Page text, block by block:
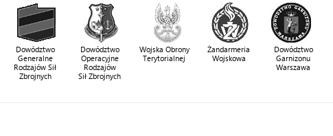
Dowództwo
Generalne
Rodzajów Sił
Zbrojnych
Dowództwo
Operacyjne
Rodzajów
Sił Zbrojnych
Wojska Obrony
Terytorialnej
Żandarmeria
Wojskowa
Dowództwo
Garnizonu
Warszawa